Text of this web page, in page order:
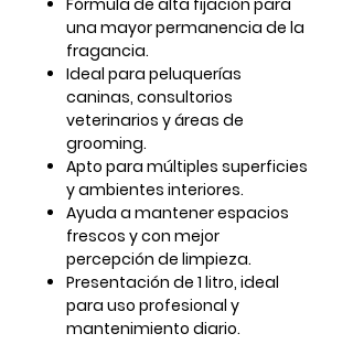
Fórmula de alta fijación para
una mayor permanencia de la
fragancia.
Ideal para peluquerías
caninas, consultorios
veterinarios y áreas de
grooming.
Apto para múltiples superficies
y ambientes interiores.
Ayuda a mantener espacios
frescos y con mejor
percepción de limpieza.
Presentación de 1 litro, ideal
para uso profesional y
mantenimiento diario.